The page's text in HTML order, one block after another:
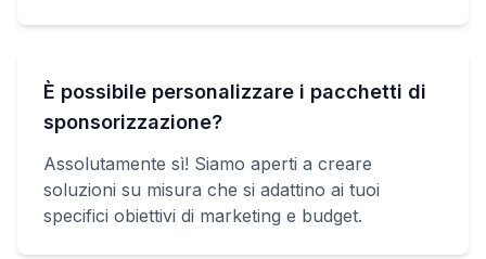
È possibile personalizzare i pacchetti di
sponsorizzazione?
Assolutamente sì! Siamo aperti a creare
soluzioni su misura che si adattino ai tuoi
specifici obiettivi di marketing e budget.